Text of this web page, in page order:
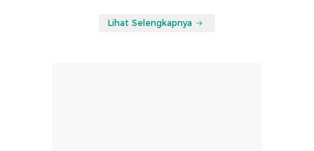
Lihat Selengkapnya